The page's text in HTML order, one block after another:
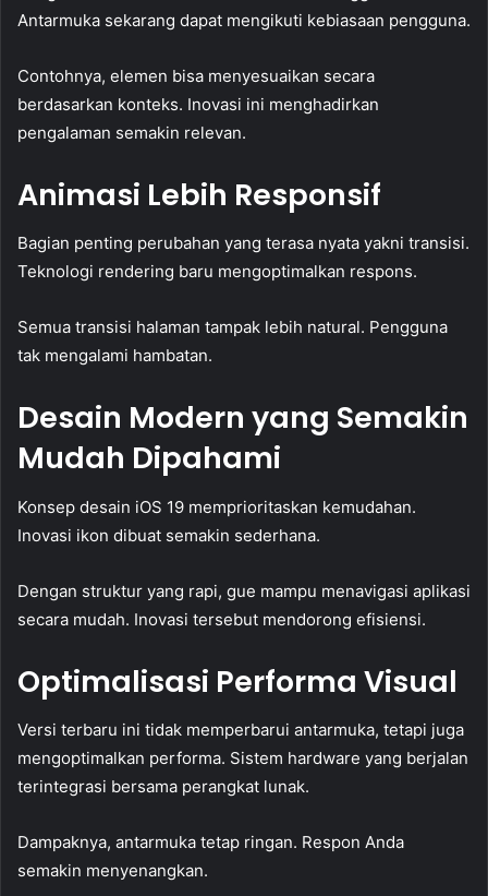
Antarmuka sekarang dapat mengikuti kebiasaan pengguna.
Contohnya, elemen bisa menyesuaikan secara
berdasarkan konteks. Inovasi ini menghadirkan
pengalaman semakin relevan.
Animasi Lebih Responsif
Bagian penting perubahan yang terasa nyata yakni transisi.
Teknologi rendering baru mengoptimalkan respons.
Semua transisi halaman tampak lebih natural. Pengguna
tak mengalami hambatan.
Desain Modern yang Semakin
Mudah Dipahami
Konsep desain iOS 19 memprioritaskan kemudahan.
Inovasi ikon dibuat semakin sederhana.
Dengan struktur yang rapi, gue mampu menavigasi aplikasi
secara mudah. Inovasi tersebut mendorong efisiensi.
Optimalisasi Performa Visual
Versi terbaru ini tidak memperbarui antarmuka, tetapi juga
mengoptimalkan performa. Sistem hardware yang berjalan
terintegrasi bersama perangkat lunak.
Dampaknya, antarmuka tetap ringan. Respon Anda
semakin menyenangkan.